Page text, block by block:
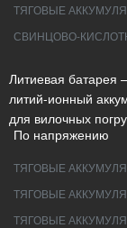
ТЯГОВЫЕ
СВИНЦОВО-
Литиевая батарея
литий-ионный
для вилочных
По напряжению
ТЯГОВЫЕ
ТЯГОВЫЕ
ТЯГОВЫЕ